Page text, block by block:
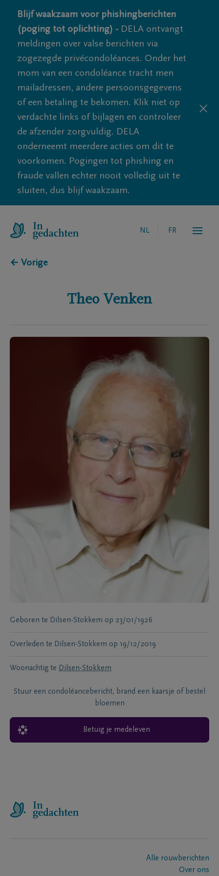
Blijf waakzaam voor phishingberichten
(poging tot oplichting) - DELA ontvangt
meldingen over valse berichten via
zogezegde privécondoléances. Onder het
mom van een condoléance tracht men
mailadressen, andere persoonsgegevens
of een betaling te bekomen. Klik niet op
verdachte links of bijlagen en controleer
de afzender zorgvuldig. DELA
onderneemt meerdere acties om dit te
voorkomen. Pogingen tot phishing en
fraude vallen echter nooit volledig uit te
sluiten, dus blijf waakzaam.
NL FR
← Vorige
Theo Venken
Geboren te Dilsen-Stokkem op 23/01/1926
Overleden te Dilsen-Stokkem op 19/12/2019
Woonachtig te Dilsen-Stokkem
Stuur een condoléancebericht, brand een kaarsje of bestel
bloemen
Betuig je medeleven
Alle rouwberichten
Over ons